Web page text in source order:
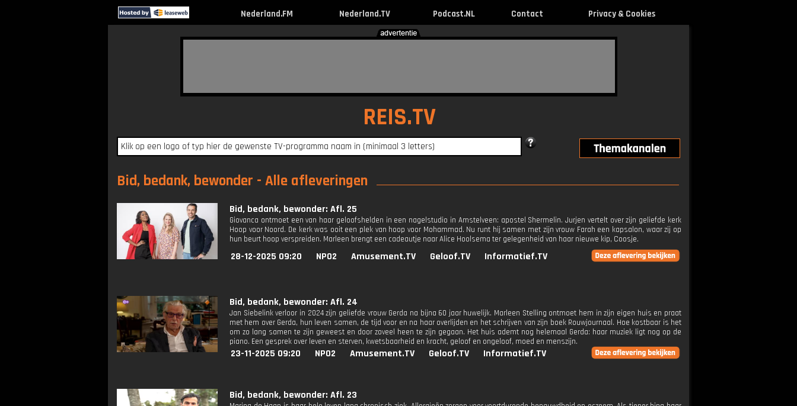
Nederland.FM Nederland.TV Podcast.NL Contact Privacy & Cookies
REIS.TV
Bid, bedank, bewonder - Alle afleveringen
Bid, bedank, bewonder: Afl. 25
Giovanca ontmoet een van haar geloofshelden in een nagelstudio in Amstelveen: apostel Shermelin. Jurjen vertelt over zijn geliefde kerk
Hoop voor Noord. De kerk was ooit een plek van hoop voor Mohammad. Nu runt hij samen met zijn vrouw Farah een kapsalon, waar zij op
hun beurt hoop verspreiden. Marleen brengt een cadeautje naar Alice Hoolsema ter gelegenheid van haar nieuwe kip, Coosje.
28-12-2025 09:20 NPO2 Amusement.TV Geloof.TV Informatief.TV
Bid, bedank, bewonder: Afl. 24
Jan Siebelink verloor in 2024 zijn geliefde vrouw Gerda na bijna 60 jaar huwelijk. Marleen Stelling ontmoet hem in zijn eigen huis en praat
met hem over Gerda, hun leven samen, de tijd voor en na haar overlijden en het schrijven van zijn boek Rouwjournaal. Hoe kostbaar is het
om zo lang samen te zijn geweest en door zoveel heen te zijn gegaan. Het huis ademt nog helemaal Gerda: haar muziek ligt nog op de
piano. Een gesprek over leven en sterven, kwetsbaarheid en kracht, geloof en ongeloof, moed en menszijn.
23-11-2025 09:20 NPO2 Amusement.TV Geloof.TV Informatief.TV
Bid, bedank, bewonder: Afl. 23